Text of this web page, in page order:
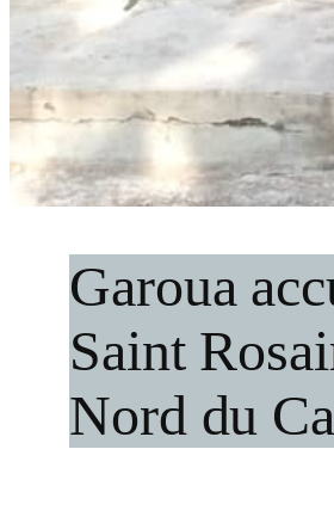
Garoua
Saint
Nord du